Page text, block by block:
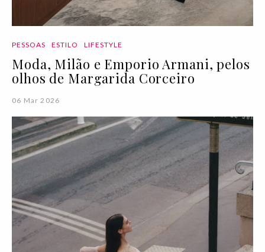
PESSOAS ESTILO LIFESTYLE
Moda, Milão e Emporio Armani, pelos
olhos de Margarida Corceiro
06 Mar 2026